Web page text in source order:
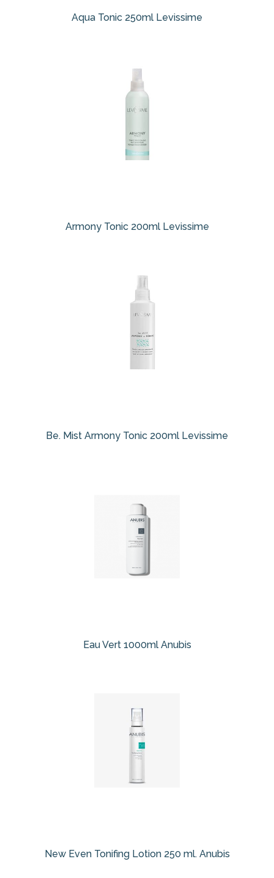
Aqua Tonic 250ml Levissime
Armony Tonic 200ml Levissime
Be. Mist Armony Tonic 200ml Levissime
Eau Vert 1000ml Anubis
New Even Tonifing Lotion 250 ml. Anubis